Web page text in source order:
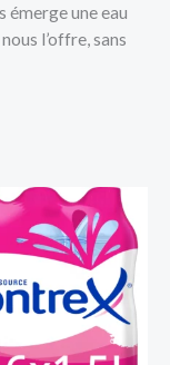
émerge une eau
l’offre, sans